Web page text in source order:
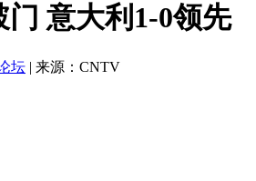
意大利1-0领先
坛 | 来源：CNTV